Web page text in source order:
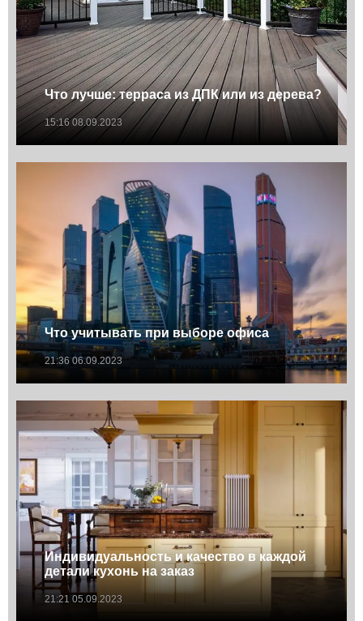
Что лучше: терраса из ДПК или из дерева?
15:16 08.09.2023
Что учитывать при выборе офиса
21:36 06.09.2023
Индивидуальность и качество в каждой
детали кухонь на заказ
21:21 05.09.2023